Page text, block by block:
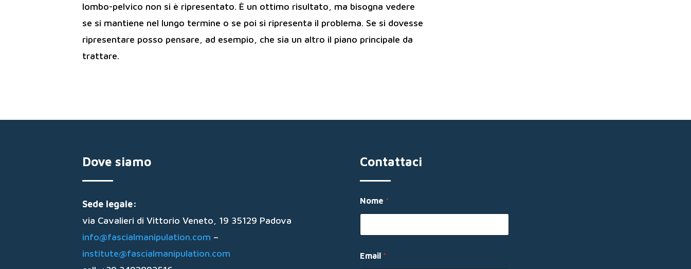
lombo-pelvico non si è ripresentato. È un ottimo risultato, ma bisogna vedere
se si mantiene nel lungo termine o se poi si ripresenta il problema. Se si dovesse
ripresentare posso pensare, ad esempio, che sia un altro il piano principale da
trattare.
Dove siamo
Sede legale:
via Cavalieri di Vittorio Veneto, 19 35129 Padova
info@fascialmanipulation.com –
institute@fascialmanipulation.com
Contattaci
Nome *
Email *